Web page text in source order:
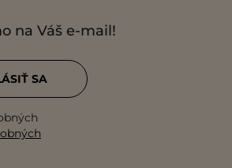
na Váš e-mail!
SA